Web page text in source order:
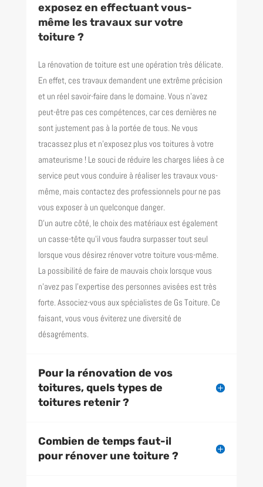
exposez en effectuant vous-
même les travaux sur votre
toiture ?
La rénovation de toiture est une opération très délicate.
En effet, ces travaux demandent une extrême précision
et un réel savoir-faire dans le domaine. Vous n’avez
peut-être pas ces compétences, car ces dernières ne
sont justement pas à la portée de tous. Ne vous
tracassez plus et n’exposez plus vos toitures à votre
amateurisme ! Le souci de réduire les charges liées à ce
service peut vous conduire à réaliser les travaux vous-
même, mais contactez des professionnels pour ne pas
vous exposer à un quelconque danger.
D’un autre côté, le choix des matériaux est également
un casse-tête qu’il vous faudra surpasser tout seul
lorsque vous désirez rénover votre toiture vous-même.
La possibilité de faire de mauvais choix lorsque vous
n’avez pas l’expertise des personnes avisées est très
forte. Associez-vous aux spécialistes de Gs Toiture. Ce
faisant, vous vous éviterez une diversité de
désagréments.
Pour la rénovation de vos
toitures, quels types de
toitures retenir ?
Combien de temps faut-il
pour rénover une toiture ?